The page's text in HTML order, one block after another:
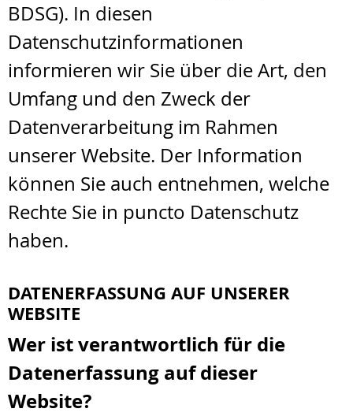
BDSG). In diesen
Datenschutzinformationen
informieren wir Sie über die Art, den
Umfang und den Zweck der
Datenverarbeitung im Rahmen
unserer Website. Der Information
können Sie auch entnehmen, welche
Rechte Sie in puncto Datenschutz
haben.
DATENERFASSUNG AUF UNSERER
WEBSITE
Wer ist verantwortlich für die
Datenerfassung auf dieser
Website?